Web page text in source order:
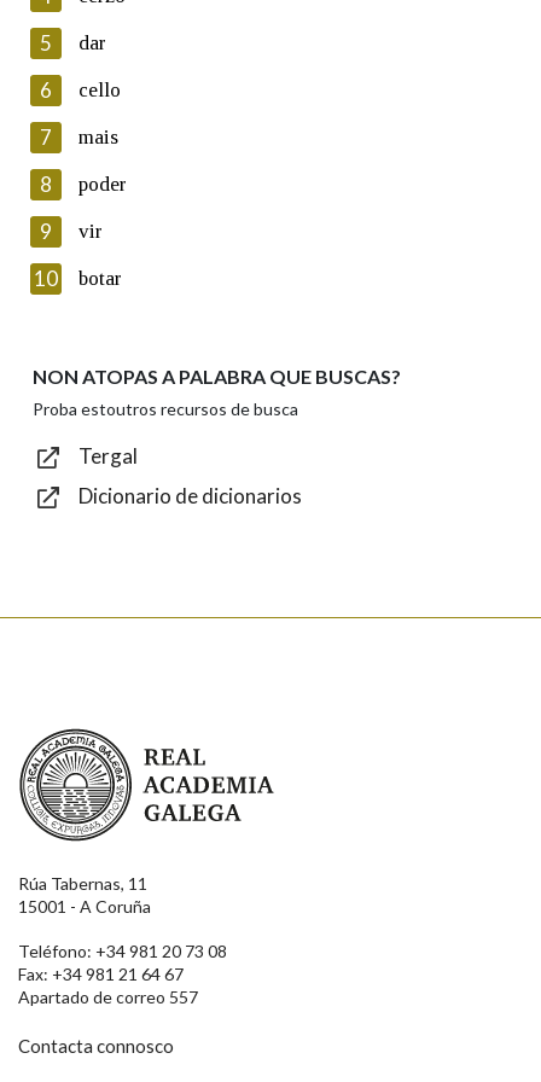
Lin e acepto as condicións da política de
Introduce o código que aparece na imaxe:
Texto de verificación
Enviar
5 dar
6 cello
7 mais
8 poder
9 vir
10 botar
NON ATOPAS A PALABRA QUE BUSCAS?
Proba estoutros recursos de busca
Tergal
Dicionario de dicionarios
Real Academia Galega
Rúa Tabernas, 11
15001 - A Coruña
Teléfono: +34 981 20 73 08
Fax: +34 981 21 64 67
Apartado de correo 557
Contacta connosco